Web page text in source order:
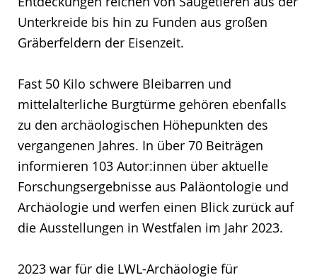
Unterkreide bis hin zu Funden aus großen
Gräberfeldern der Eisenzeit.
Fast 50 Kilo schwere Bleibarren und
mittelalterliche Burgtürme gehören ebenfalls
zu den archäologischen Höhepunkten des
vergangenen Jahres. In über 70 Beiträgen
informieren 103 Autor:innen über aktuelle
Forschungsergebnisse aus Paläontologie und
Archäologie und werfen einen Blick zurück auf
die Ausstellungen in Westfalen im Jahr 2023.
2023 war für die LWL-Archäologie für